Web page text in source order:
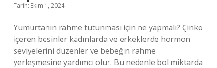
Tarih: Ekim 1, 2024
Yumurtanın rahme tutunması için ne yapmalı? Çinko
içeren besinler kadınlarda ve erkeklerde hormon
seviyelerini düzenler ve bebeğin rahme
yerleşmesine yardımcı olur. Bu nedenle bol miktarda